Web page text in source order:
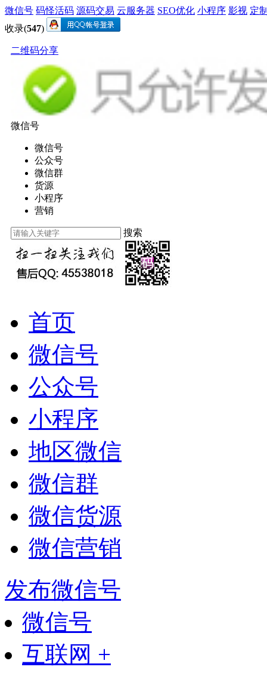
微信号 码怪活码 源码交易 云服务器 SEO优化 小程序 影视 定
收录(547)
二维码分享
微信号
微信号
公众号
微信群
货源
小程序
营销
搜索
首页
微信号
公众号
小程序
地区微信
微信群
微信货源
微信营销
发布微信号
微信号
互联网 +